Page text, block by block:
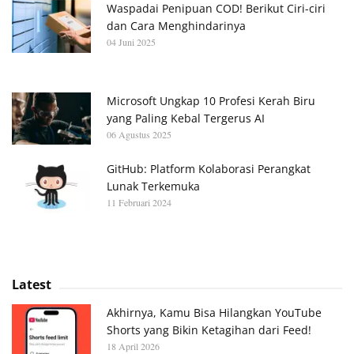
Waspadai Penipuan COD! Berikut Ciri-ciri
dan Cara Menghindarinya
04 Juni 2025
Microsoft Ungkap 10 Profesi Kerah Biru
yang Paling Kebal Tergerus AI
06 Agustus 2025
GitHub: Platform Kolaborasi Perangkat
Lunak Terkemuka
11 Februari 2024
Latest
Akhirnya, Kamu Bisa Hilangkan YouTube
Shorts yang Bikin Ketagihan dari Feed!
18 April 2026